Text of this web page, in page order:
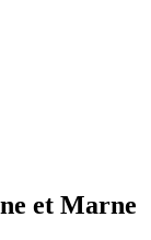
et Marne